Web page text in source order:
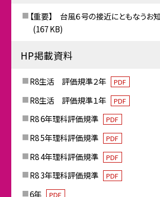
【重要】 台風６号の接近にともなうお
(167 KB)
HP掲載資料
R8生活 評価規準２年 PDF
R8生活 評価規準１年 PDF
R8 6年理科評価規準 PDF
R8 5年理科評価規準 PDF
R8 4年理科評価規準 PDF
R8 3年理科評価規準 PDF
6年 PDF